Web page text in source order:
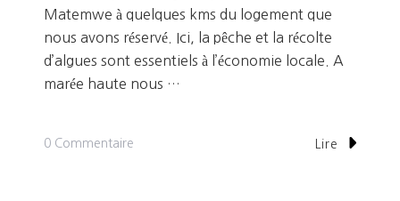
Matemwe à quelques kms du logement que
nous avons réservé. Ici, la pêche et la récolte
d’algues sont essentiels à l’économie locale. A
marée haute nous …
0 Commentaire Lire